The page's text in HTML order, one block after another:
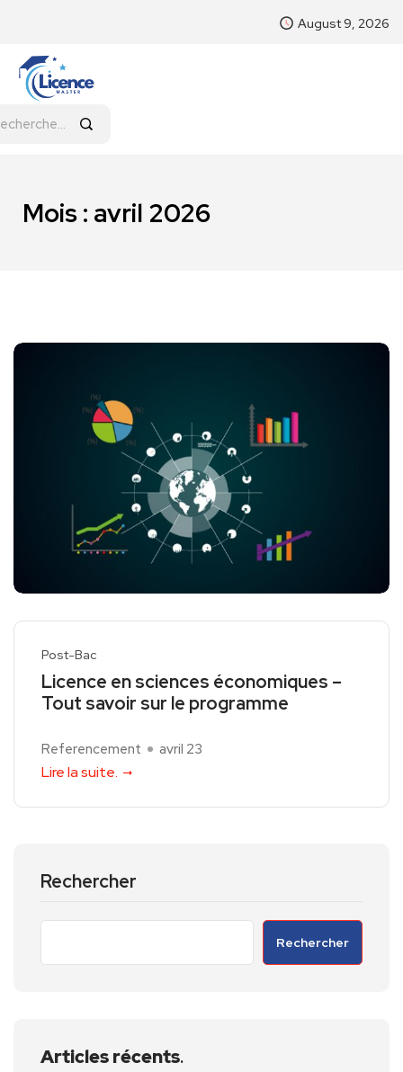
August 9, 2026
Mois : avril 2026
Post-Bac
Licence en sciences économiques –
Tout savoir sur le programme
Referencement avril 23
Lire la suite.
Rechercher
Rechercher
Articles récents.